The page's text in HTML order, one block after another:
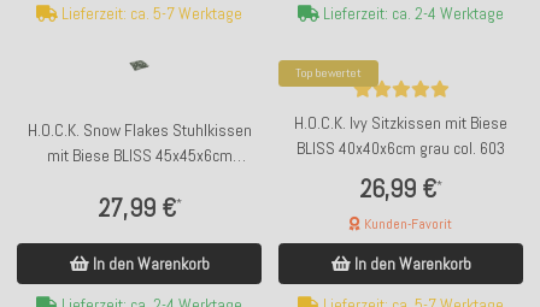
Lieferzeit: ca. 5-7 Werktage
Lieferzeit: ca. 2-4 Werktage
H.O.C.K. Snow Flakes Stuhlkissen
mit Biese BLISS 45x45x6cm
27,99 €*
In den Warenkorb
Top bewertet
H.O.C.K. Ivy Sitzkissen mit Biese
BLISS 40x40x6cm grau col. 603
26,99 €*
Kunden-Favorit
In den Warenkorb